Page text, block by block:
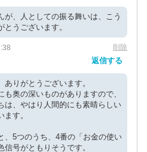
が、人としての振る舞いは、こう
うございます。
削除
返信する
りがとうございます。
奥の深いものがありますので、
は、やはり人間的にも素晴らしい
す。
、5つのうち、4番の「お金の使い
号がともりそうです。